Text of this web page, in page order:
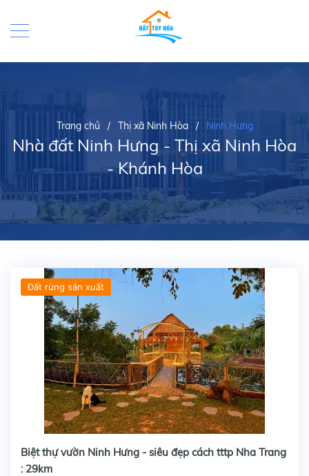
Trang chủ / Thị xã Ninh Hòa / Ninh Hưng
Nhà đất Ninh Hưng - Thị xã Ninh Hòa
- Khánh Hòa
Đất rừng sản xuất
Biệt thự vườn Ninh Hưng - siêu đẹp cách tttp Nha Trang
: 29km
NHẬN THÔNG TIN TƯ VẤN ×